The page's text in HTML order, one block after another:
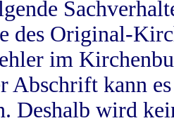
des Original-
im
Abschrift kann
Deshalb wird